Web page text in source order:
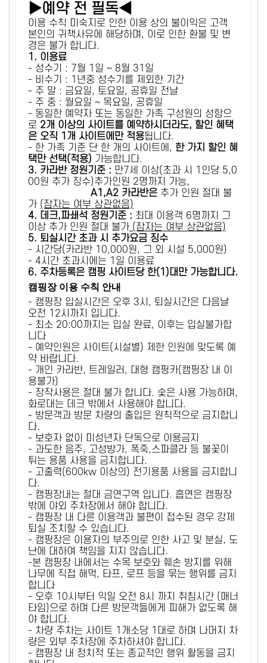
▶예약 전 필독◀
이용 수칙 미숙지로 인한 이용 상의 불이익은 고객
본인의 귀책사유에 해당하며, 이로 인한 환불 및 변
경은 불가 합니다.
1. 이용료
- 성수기 : 7월 1일 ~ 8월 31일
- 비수기 : 1년중 성수기를 제외한 기간
- 주 말 : 금요일, 토요일, 공휴일 전날
- 주 중 : 월요일 ~ 목요일, 공휴일
- 동일한 예약자 또는 동일한 가족 구성원의 성함으
로 2개 이상의 사이트를 예약하시더라도, 할인 혜택
은 오직 1개 사이트에만 적용됩니다.
- 한 가족 기준 단 한 개의 사이트에, 한 가지 할인 혜
택만 선택(적용) 가능합니다.
3. 카라반 정원기준 : 만7세 이상(초과 시 1인당 5,0
00원 추가 징수)추가인원 2명까지 가능,
A1,A2 카라반은 추가 인원 절대 불
가 (잠자는 여부 상관없음)
4. 데크,파쇄석 정원기준 : ​최대 이용객 6명까지 그
이상 추가 인원 절대 불가 (잠자는 여부 상관없음)
5. 퇴실시간 초과 시 추가요금 징수
- 시간당(카라반 10,000원, 그 외 시설 5,000원)
- 4시간 초과시에는 1일 이용료
6. 주차등록은 캠핑 사이트당 한(1)대만 가능합니다.
캠핑장 이용 수칙 안내
- 캠핑장 입실시간은 오후 3시, 퇴실시간은 다음날
오전 12시까지 입니다.
- 최소 20:00까지는 입실 완료, 이후는 입실불가합
니다
- 예약인원은 사이트(시설별) 제한 인원에 맞도록 예
약 바랍니다.
- 개인 카라반, 트레일러, 대형 캠핑카(캠핑장 내 이
용불가)
- 장작사용은 절대 불가 합니다. 숯은 사용 가능하며,
화로대는 데크 밖에서 사용해야 합니다.
- 방문객과 방문 차량의 출입은 원칙적으로 금지합니
다.
- 보호자 없이 미성년자 단독으로 이용금지
- 과도한 음주, 고성방가, 폭죽,스파클라 등 불꽃이
튀는 용품 사용을 금지합니다.
- 고출력(600kw 이상의) 전기용품 사용을 금지합니
다.
- 캠핑장내는 절대 금연구역 입니다. 흡연은 캠핑장
밖에 야외 주차장에서 해야 합니다.
- 캠핑장 내 다른 이용객과 불편이 접수된 경우 강제
퇴실 조치할 수 있습니다.
- 캠핑장은 이용자의 부주의로 인한 사고 및 분실, 도
난에 대하여 책임을 지지 않습니다.
-본 캠핑장 내에서는 수목 보호와 훼손 방지를 위해
나무에 직접 해먹, 타프, 로프 등을 묶는 행위를 금지
합니다
- 오후 10시부터 익일 오전 8시 까지 취침시간 (매너
타임)으로 하며 다른 방문객들에게 피해가 없도록 해
야 합니다.
- 차량 주차는 사이트 1개소당 1대로 하며 나머지 차
량은 외부 주차장에 주차하셔야 합니다.
- 캠핑장 내 정치적 또는 종교적인 행위 활동을 금지